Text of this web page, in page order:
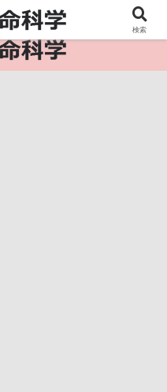
情報インフラ。
検索